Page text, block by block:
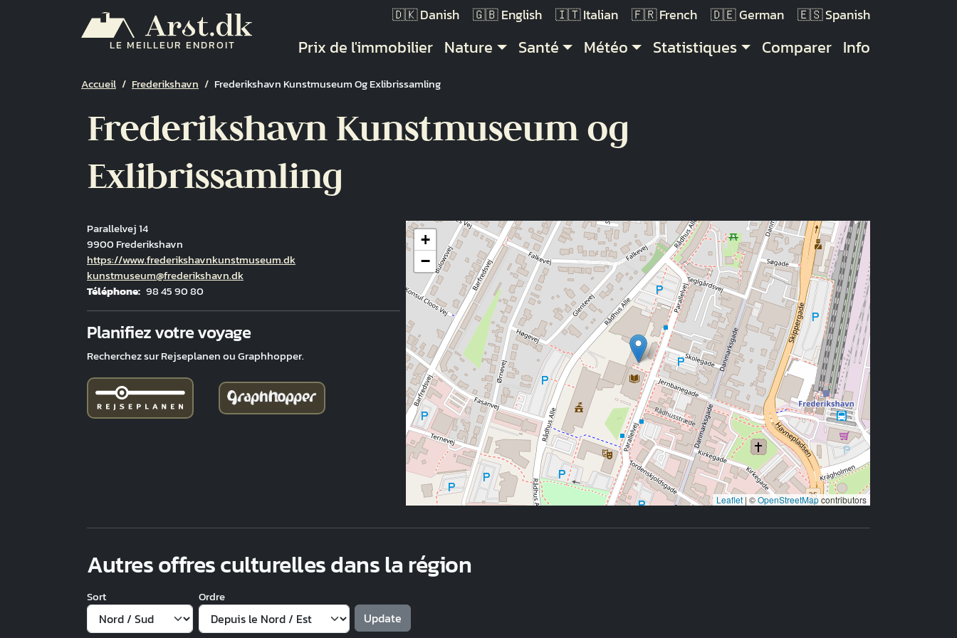
LE MEILLEUR ENDROIT
Danish English Italian French German Spanish
Navigation principale
Prix de l'immobilier Nature Santé Météo Statistiques Comparer Info
Fil d'Ariane
Accueil Frederikshavn Frederikshavn Kunstmuseum Og Exlibrissamling
Frederikshavn Kunstmuseum og
Exlibrissamling
Parallelvej 14
9900 Frederikshavn
Hjemmeside
https://www.frederikshavnkunstmuseum.dk
Courriel
kunstmuseum@frederikshavn.dk
Téléphone 98 45 90 80
Planifiez votre voyage
Recherchez sur Rejseplanen ou Graphhopper.
+
−
Leaflet | ©OpenStreetMapcontributors
Autres offres culturelles dans la région
Sort Ordre